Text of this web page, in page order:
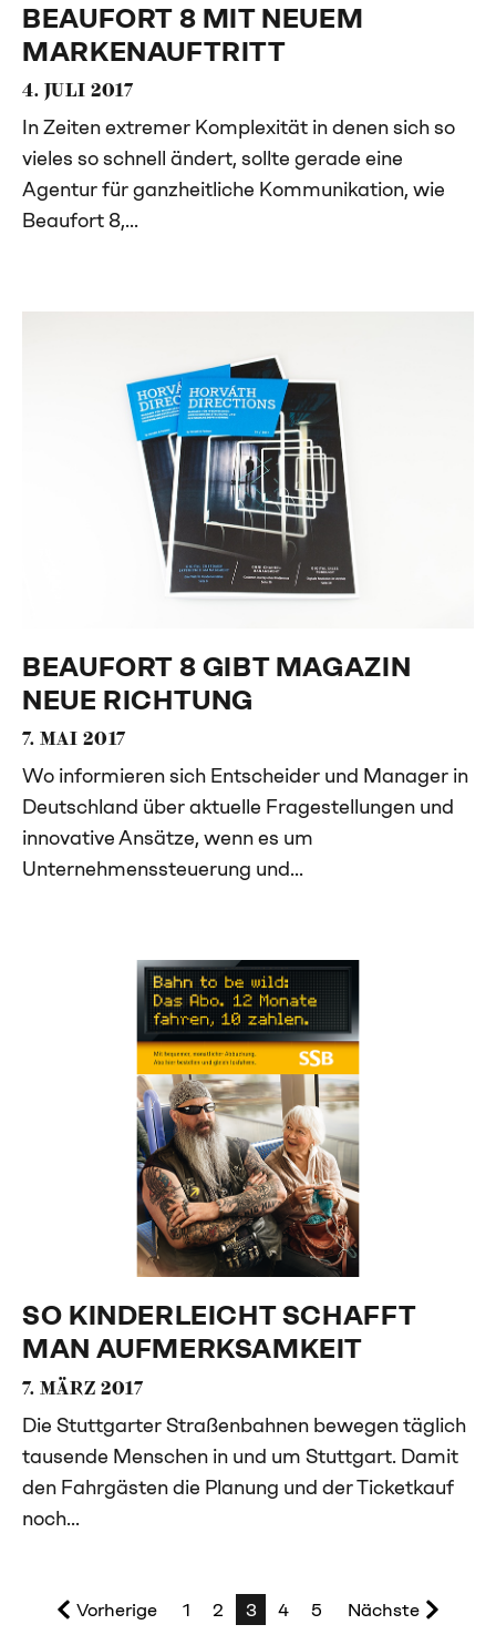
BEAUFORT 8 MIT NEUEM
MARKENAUFTRITT
4. JULI 2017
In Zeiten extremer Komplexität in denen sich so
vieles so schnell ändert, sollte gerade eine
Agentur für ganzheitliche Kommunikation, wie
Beaufort 8,...
BEAUFORT 8 GIBT MAGAZIN
NEUE RICHTUNG
7. MAI 2017
Wo informieren sich Entscheider und Manager in
Deutschland über aktuelle Fragestellungen und
innovative Ansätze, wenn es um
Unternehmenssteuerung und...
SO KINDERLEICHT SCHAFFT
MAN AUFMERKSAMKEIT
7. MÄRZ 2017
Die Stuttgarter Straßenbahnen bewegen täglich
tausende Menschen in und um Stuttgart. Damit
den Fahrgästen die Planung und der Ticketkauf
noch...
Vorherige 1 2 3 4 5 Nächste